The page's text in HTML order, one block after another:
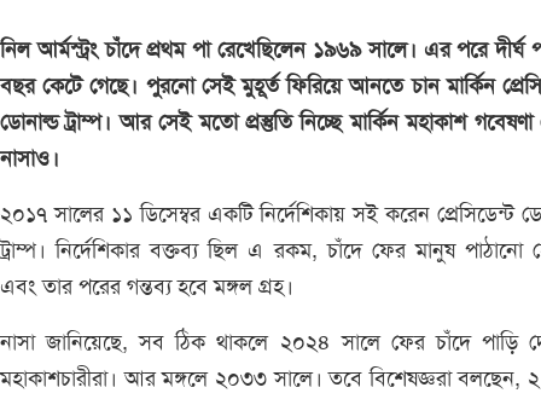
নিল আর্মস্ট্রং চাঁদে প্রথম পা রেখেছিলেন ১৯৬৯ সালে। এর পরে দীর্ঘ
বছর কেটে গেছে। পুরনো সেই মুহূর্ত ফিরিয়ে আনতে চান মার্কিন
ডোনাল্ড ট্রাম্প। আর সেই মতো প্রস্তুতি নিচ্ছে মার্কিন মহাকাশ গবেষণা
নাসাও।
২০১৭ সালের ১১ ডিসেম্বর একটি নির্দেশিকায় সই করেন প্রেসিডেন্ট
ট্রাম্প। নির্দেশিকার বক্তব্য ছিল এ রকম, চাঁদে ফের মানুষ পাঠানো
এবং তার পরের গন্তব্য হবে মঙ্গল গ্রহ।
নাসা জানিয়েছে, সব ঠিক থাকলে ২০২৪ সালে ফের চাঁদে পাড়ি
মহাকাশচারীরা। আর মঙ্গলে ২০৩৩ সালে। তবে বিশেষজ্ঞরা বলছেন,